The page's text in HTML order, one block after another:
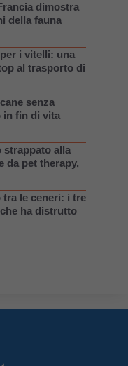
dimostra
della fauna
i vitelli: una
al trasporto di
senza
in fin di vita
strappato alla
da pet therapy,
tra le ceneri: i tre
ha distrutto